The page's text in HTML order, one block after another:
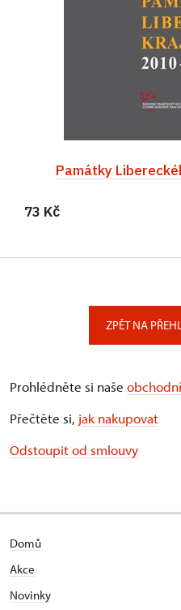
Památky
73 Kč
ZPĚT NA
Prohlédněte si naše
Přečtěte si, jak nakupovat
Odstoupit od smlouvy
Domů
Akce
Novinky